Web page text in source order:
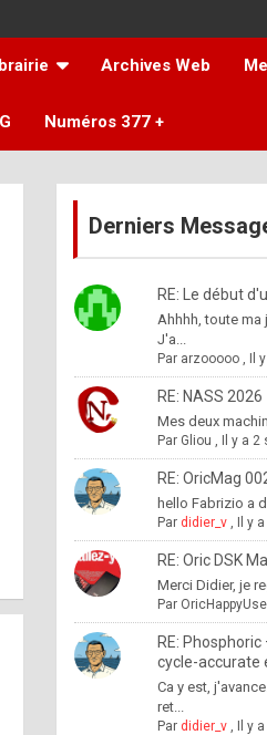
Archives Web
Numéros 377 +
Derniers
RE: Le début
Ahhhh, toute ma
J'a...
Par arzooooo, Il
RE: NASS 2026
Mes deux
Par Gliou , Il y a
RE: OricMag
hello Fabrizio a
Par didier_v, Il y
RE: Oric DSK
Merci Didier, je
Par
RE:
cycle-accurate
Ca y est,
ret...
Par didier_v, Il y